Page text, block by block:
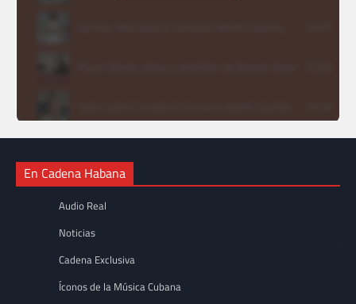
En Cadena Habana
Audio Real
Noticias
Cadena Exclusiva
Íconos de la Música Cubana